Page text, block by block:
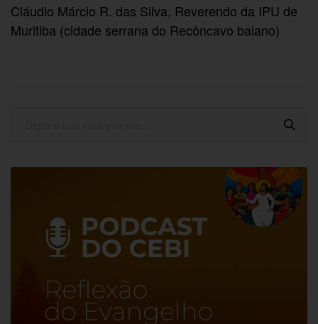
Cláudio Márcio R. das Silva, Reverendo da IPU de
Muritiba (cidade serrana do Recôncavo baiano)